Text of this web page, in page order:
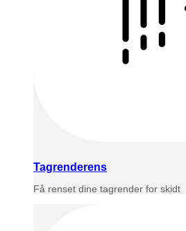
Tagrenderens
Få renset dine tagrender for skidt